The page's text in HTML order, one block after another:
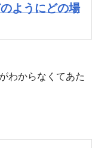
ようにどの場
わからなくてあた